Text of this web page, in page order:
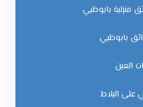
بابوظبي
بابوظبي
العين
على البلاط